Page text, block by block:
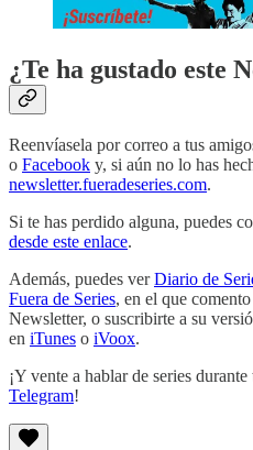
¿Te ha gustado este
Reenvíasela por correo a tus
o Facebook y, si aún no lo has
newsletter.fueradeseries.com.
Si te has perdido alguna, puedes
desde este enlace.
Además, puedes verDiario de
Fuera de Series, en el que
Newsletter, o suscribirte a su
en iTunes o iVoox.
¡Y vente a hablar de series
Telegram!